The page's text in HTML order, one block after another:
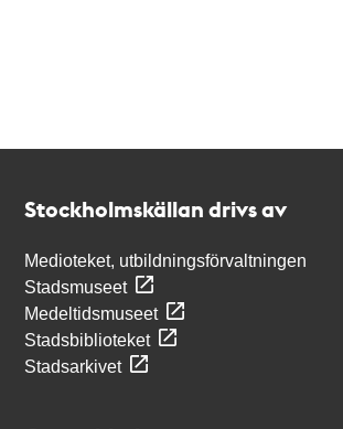
Stockholmskällan drivs av
Medioteket, utbildningsförvaltningen
Stadsmuseet
Medeltidsmuseet
Stadsbiblioteket
Stadsarkivet